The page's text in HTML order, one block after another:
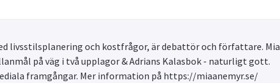
livsstilsplanering och kostfrågor, är debattör och författare. Mia
på väg i två upplagor & Adrians Kalasbok - naturligt gott.
framgångar. Mer information på https://miaanemyr.se/